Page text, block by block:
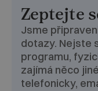
Zeptejte
Jsme
dotazy. Nejste
programu,
zajímá něco
telefonicky,